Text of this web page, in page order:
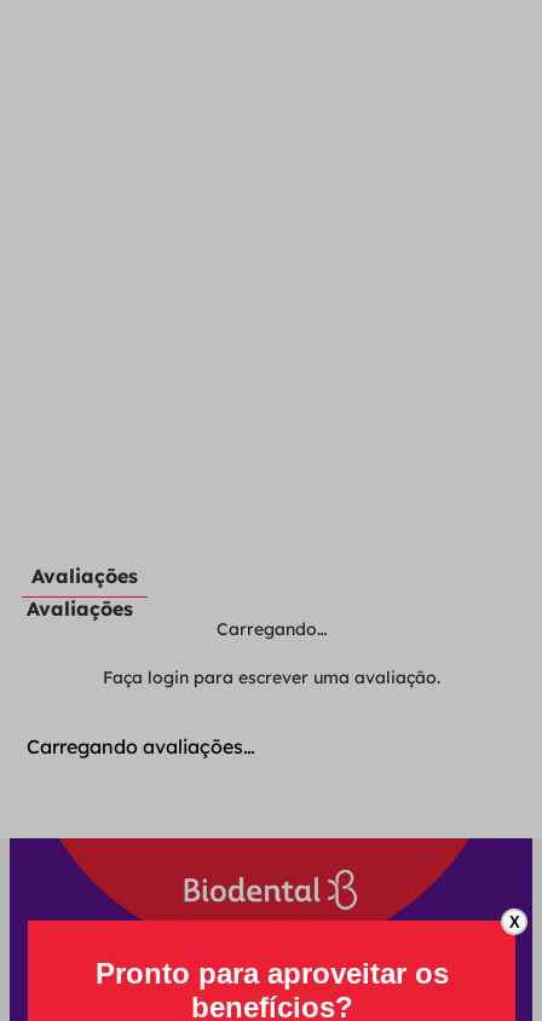
Avaliações
Avaliações
Carregando…
Faça login para escrever uma avaliação.
Carregando avaliações…
X